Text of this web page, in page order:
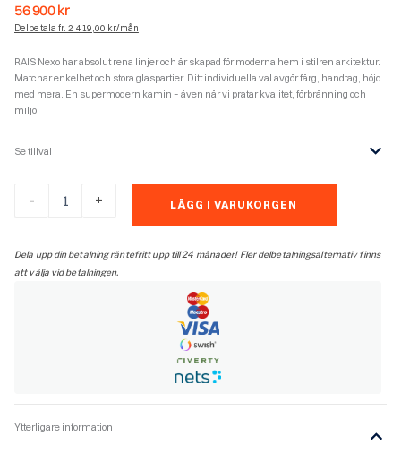
56 900kr
Delbetala fr. 2 419,00 kr/mån
RAIS Nexo har absolut rena linjer och är skapad för moderna hem i stilren arkitektur.
Matchar enkelhet och stora glaspartier. Ditt individuella val avgör färg, handtag, höjd
med mera. En supermodern kamin – även när vi pratar kvalitet, förbränning och
miljö.
Se tillval
-
med
sidoglas,
+ LÄGG I VARUKORGEN
Dela upp din betalning räntefritt upp till 24 månader! Fler delbetalningsalternativ finns
att välja vid betalningen.
Ytterligare information